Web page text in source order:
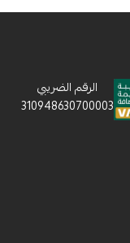
الرقم الضريبي
310948630700003